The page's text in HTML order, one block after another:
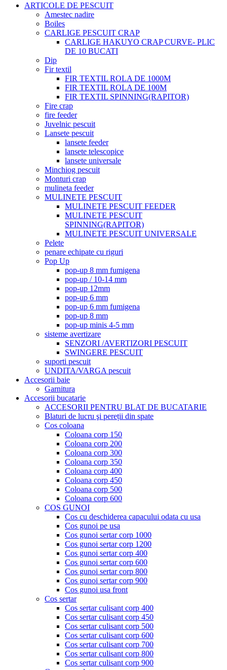
ARTICOLE DE PESCUIT
Amestec nadire
Boiles
CARLIGE PESCUIT CRAP
CARLIGE HAKUYO CRAP CURVE- PLIC
DE 10 BUCATI
Dip
Fir textil
FIR TEXTIL ROLA DE 1000M
FIR TEXTIL ROLA DE 100M
FIR TEXTIL SPINNING(RAPITOR)
Fire crap
fire feeder
Juvelnic pescuit
Lansete pescuit
lansete feeder
lansete telescopice
lansete universale
Minchiog pescuit
Monturi crap
mulineta feeder
MULINETE PESCUIT
MULINETE PESCUIT FEEDER
MULINETE PESCUIT
SPINNING(RAPITOR)
MULINETE PESCUIT UNIVERSALE
Pelete
penare echipate cu riguri
Pop Up
pop-up 8 mm fumigena
pop-up / 10-14 mm
pop-up 12mm
pop-up 6 mm
pop-up 6 mm fumigena
pop-up 8 mm
pop-up minis 4-5 mm
sisteme avertizare
SENZORI /AVERTIZORI PESCUIT
SWINGERE PESCUIT
suporti pescuit
UNDITA/VARGA pescuit
Accesorii baie
Garnitura
Accesorii bucatarie
ACCESORII PENTRU BLAT DE BUCATARIE
Blaturi de lucru şi pereții din spate
Cos coloana
Coloana corp 150
Coloana corp 200
Coloana corp 300
Coloana corp 350
Coloana corp 400
Coloana corp 450
Coloana corp 500
Coloana corp 600
COS GUNOI
Cos cu deschiderea capacului odata cu usa
Cos gunoi pe usa
Cos gunoi sertar corp 1000
Cos gunoi sertar corp 1200
Cos gunoi sertar corp 400
Cos gunoi sertar corp 600
Cos gunoi sertar corp 800
Cos gunoi sertar corp 900
Cos gunoi usa front
Cos sertar
Cos sertar culisant corp 400
Cos sertar culisant corp 450
Cos sertar culisant corp 500
Cos sertar culisant corp 600
Cos sertar culisant corp 700
Cos sertar culisant corp 800
Cos sertar culisant corp 900